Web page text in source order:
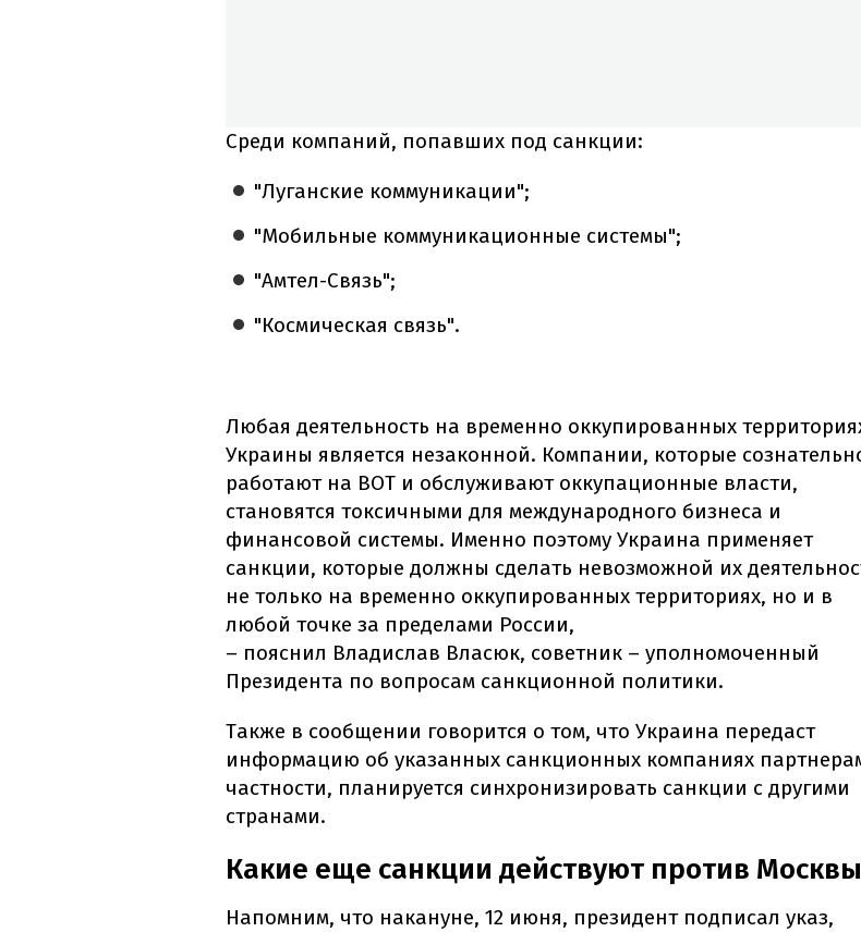
Среди компаний, попавших под санкции:
"Луганские коммуникации";
"Мобильные коммуникационные системы";
"Амтел-Связь";
"Космическая связь".
Любая деятельность на временно оккупированных
Украины является незаконной. Компании, которые
работают на ВОТ и обслуживают оккупационные власти,
становятся токсичными для международного бизнеса и
финансовой системы. Именно поэтому Украина применяет
санкции, которые должны сделать невозможной их
не только на временно оккупированных территориях, но и в
любой точке за пределами России,
– пояснил Владислав Власюк, советник – уполномоченный
Президента по вопросам санкционной политики.
Также в сообщении говорится о том, что Украина передаст
информацию об указанных санкционных компаниях
частности, планируется синхронизировать санкции с другими
странами.
Какие еще санкции действуют против Москвы
Напомним, что накануне, 12 июня, президент подписал указ,